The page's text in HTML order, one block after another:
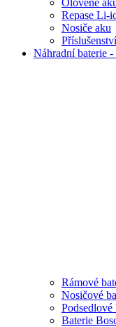
Repase Li-
Nosiče aku
Náhradní baterie
Rámové
Nosičové
Podsedlové
Baterie